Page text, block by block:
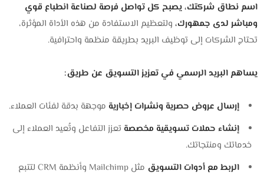
اسم نطاق شركتك، يصبح كل تواصل فرصة لصناعة انطباع قوي
ومباشر لدى جمهورك، ولتعظيم الاستفادة من هذه الأداة المؤثرة،
تحتاج الشركات إلى توظيف البريد بطريقة منظمة واحترافية.
يساهم البريد الرسمي في تعزيز التسويق عن طريق:
إرسال عروض حصرية ونشرات إخبارية موجهة بدقة لفئات العملاء.
إنشاء حملات تسويقية مخصصة تعزز التفاعل وتُعيد العملاء إلى
خدماتك ومنتجاتك.
الربط مع أدوات التسويق
مثل Mailchimp وأنظمة CRM لتتبع